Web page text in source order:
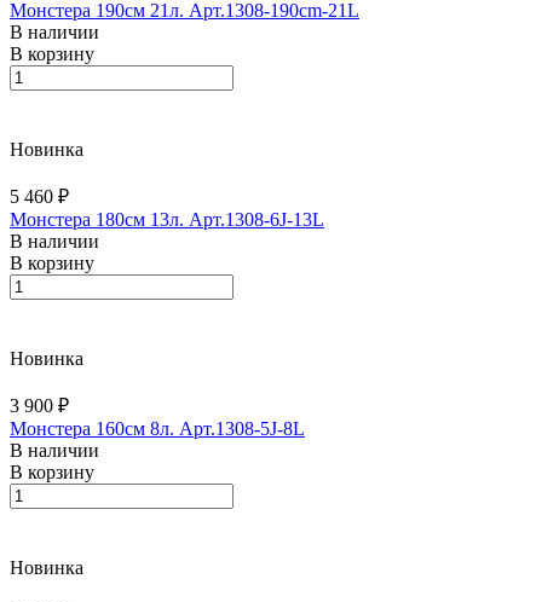
Монстера 190см 21л. Арт.1308-190cm-21L
В наличии
В корзину
Новинка
5 460 ₽
Монстера 180см 13л. Арт.1308-6J-13L
В наличии
В корзину
Новинка
3 900 ₽
Монстера 160см 8л. Арт.1308-5J-8L
В наличии
В корзину
Новинка